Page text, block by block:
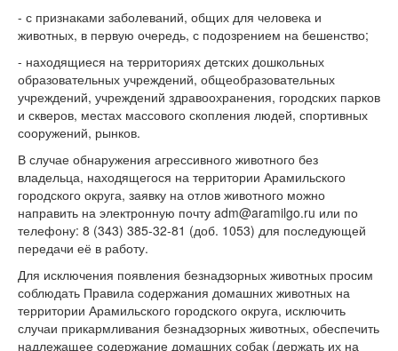
- с признаками заболеваний, общих для человека и
животных, в первую очередь, с подозрением на бешенство;
- находящиеся на территориях детских дошкольных
образовательных учреждений, общеобразовательных
учреждений, учреждений здравоохранения, городских парков
и скверов, местах массового скопления людей, спортивных
сооружений, рынков.
В случае обнаружения агрессивного животного без
владельца, находящегося на территории Арамильского
городского округа, заявку на отлов животного можно
направить на электронную почту adm@aramilgo.ru или по
телефону: 8 (343) 385-32-81 (доб. 1053) для последующей
передачи её в работу.
Для исключения появления безнадзорных животных просим
соблюдать Правила содержания домашних животных на
территории Арамильского городского округа, исключить
случаи прикармливания безнадзорных животных, обеспечить
надлежащее содержание домашних собак (держать их на